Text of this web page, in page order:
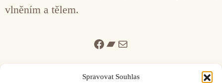
Spravovat Souhlas
vlněním a tělem.
Facebook
Bandcamp
Mail